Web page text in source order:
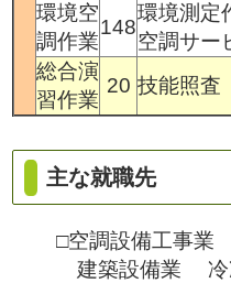
環境空
調作業
148
環境測定
空調サー
総合演
習作業
20 技能照査
主な就職先
□空調設備工事業
建築設備業 冷